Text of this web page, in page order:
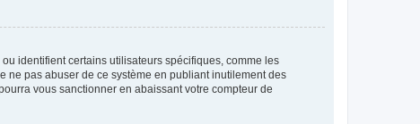
identifient certains utilisateurs spécifiques, comme les
ne pas abuser de ce système en publiant inutilement des
vous sanctionner en abaissant votre compteur de